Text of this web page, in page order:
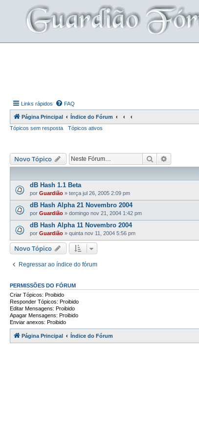
Links rápidos FAQ
Página Principal
Índice do Fórum
Tópicos sem resposta
Tópicos ativos
Novo Tópico Pesquisar
dB Hash 1.1 Beta
por Guardião » terça jul 26, 2005 2:09 pm
dB Hash Alpha 21 Novembro 2004
por Guardião » domingo nov 21, 2004 1:42 pm
dB Hash Alpha 11 Novembro 2004
por Guardião » quinta nov 11, 2004 5:56 pm
Novo Tópico
Regressar ao índice do fórum
PERMISSÕES DO FÓRUM
Criar Tópicos: Proibido
Responder Tópicos: Proibido
Editar Mensagens: Proibido
Apagar Mensagens: Proibido
Enviar anexos: Proibido
Página Principal Índice do Fórum